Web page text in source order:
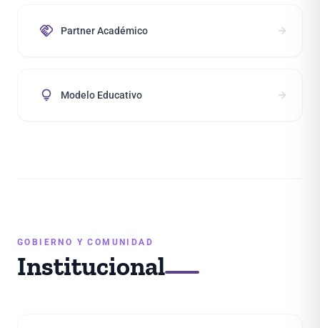
handshake Partner Académico arrow_forward
lightbulb Modelo Educativo arrow_forward
GOBIERNO Y COMUNIDAD
Institucional